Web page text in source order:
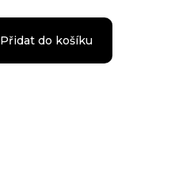
Přidat do košíku